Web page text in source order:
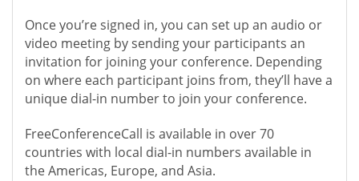
Once you’re signed in, you can set up an audio or
video meeting by sending your participants an
invitation for joining your conference. Depending
on where each participant joins from, they’ll have a
unique dial-in number to join your conference.
FreeConferenceCall is available in over 70
countries with local dial-in numbers available in
the Americas, Europe, and Asia.